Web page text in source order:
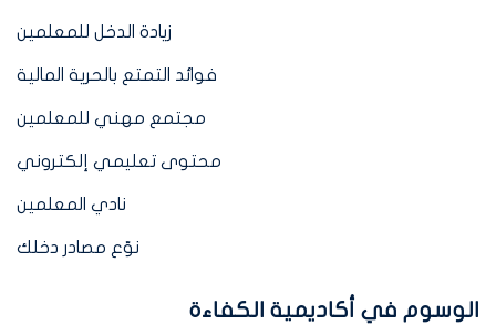
زيادة الدخل للمعلمين
فوائد التمتع بالحرية المالية
مجتمع مهني للمعلمين
محتوى تعليمي إلكتروني
نادي المعلمين
نوّع مصادر دخلك
الوسوم في أكاديمية الكفاءة